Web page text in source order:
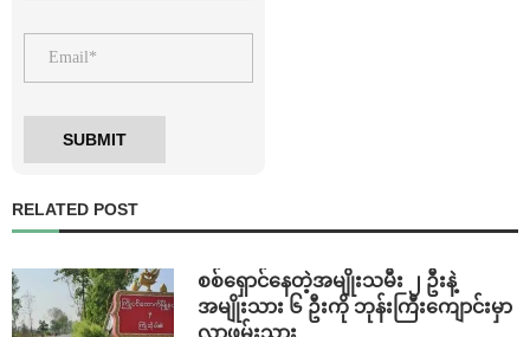
RELATED POST
⁨စစ်ရှောင်နေတဲ့အမျိုးသမီး ၂ ဦးနဲ့
အမျိုးသား ၆ ဦးကို ဘုန်းကြီးကျောင်းမှာ
လာဖမ်းသွား